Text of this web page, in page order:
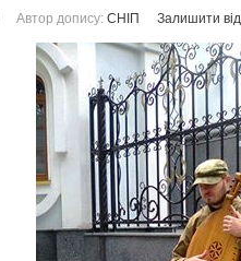
Автор допису: СНІП Залишити